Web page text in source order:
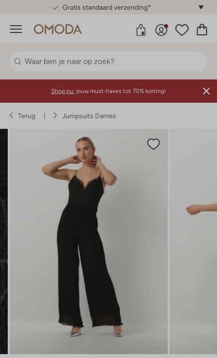
Gratis standaard verzending*
Menu
Shop nu: jouw must-haves tot 70% korting!
Terug Jumpsuits Dames